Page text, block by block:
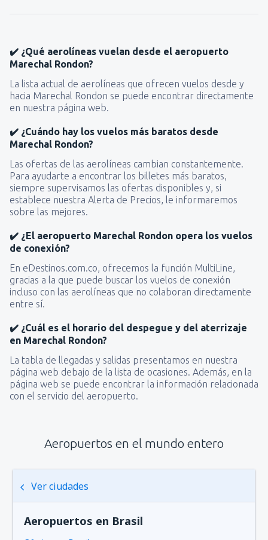
✔️ ¿Qué aerolíneas vuelan desde el aeropuerto
Marechal Rondon?
La lista actual de aerolíneas que ofrecen vuelos desde y
hacia Marechal Rondon se puede encontrar directamente
en nuestra página web.
✔️ ¿Cuándo hay los vuelos más baratos desde
Marechal Rondon?
Las ofertas de las aerolíneas cambian constantemente.
Para ayudarte a encontrar los billetes más baratos,
siempre supervisamos las ofertas disponibles y, si
establece nuestra Alerta de Precios, le informaremos
sobre las mejores.
✔️ ¿El aeropuerto Marechal Rondon opera los vuelos
de conexión?
En eDestinos.com.co, ofrecemos la función MultiLine,
gracias a la que puede buscar los vuelos de conexión
incluso con las aerolíneas que no colaboran directamente
entre sí.
✔️ ¿Cuál es el horario del despegue y del aterrizaje
en Marechal Rondon?
La tabla de llegadas y salidas presentamos en nuestra
página web debajo de la lista de ocasiones. Además, en la
página web se puede encontrar la información relacionada
con el servicio del aeropuerto.
Aeropuertos en el mundo entero
Ver ciudades
Aeropuertos en Brasil